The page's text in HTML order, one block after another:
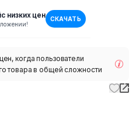
низких цен СКАЧАТЬ
когда пользователи
товара в общей сложности